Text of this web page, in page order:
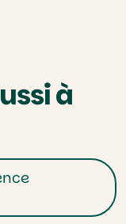
à